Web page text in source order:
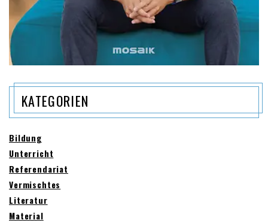
KATEGORIEN
Bildung
Unterricht
Referendariat
Vermischtes
Literatur
Material